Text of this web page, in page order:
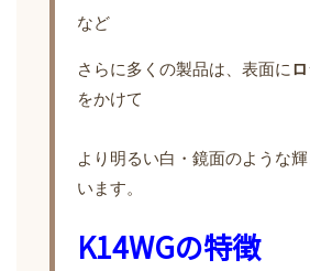
など
さらに多くの製品は、表面に
をかけて
より明るい白・鏡面のような
います。
K14WGの特徴